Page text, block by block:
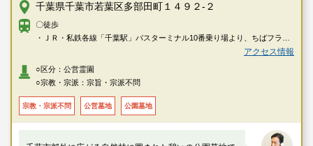
千葉県千葉市若葉区多部田町１４９２-２
〇徒歩
・ＪＲ・私鉄各線「千葉駅」バスターミナル10番乗り場より、ちばフラワ
ーバス「中野操車場」行・「成東」行にて「北谷津」下車→徒歩で約8分
・ＪＲ・私鉄各線「千葉駅」バスターミナル10番乗り場より、ちばフラワ
ーバス「（いずみ台ローズタウン経由）中野操車場」行にて「平和公園い
・千葉都市モノレール2号線「千城台駅」よりいずみバス（コミュニティバ
ス）にて「平和公園いずみ台ローズタウン」下車→徒歩で約6分
アクセス情報
○区分：公営霊園
○宗教・宗派：宗旨・宗派不問
宗教・宗派不問 公営墓地 公園墓地